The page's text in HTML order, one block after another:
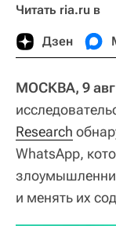
Читать ria.ru в
Дзен
МОСКВА, 9
Research
WhatsApp,
и менять их